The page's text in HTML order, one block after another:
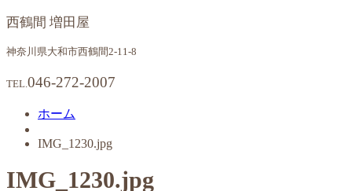
西鶴間 増田屋
神奈川県大和市西鶴間2-11-8
TEL.046-272-2007
ホーム
IMG_1230.jpg
IMG_1230.jpg